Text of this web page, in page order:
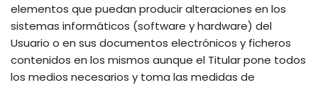
elementos que puedan producir alteraciones en los
sistemas informáticos (software y hardware) del
Usuario o en sus documentos electrónicos y ficheros
contenidos en los mismos aunque el Titular pone todos
los medios necesarios y toma las medidas de